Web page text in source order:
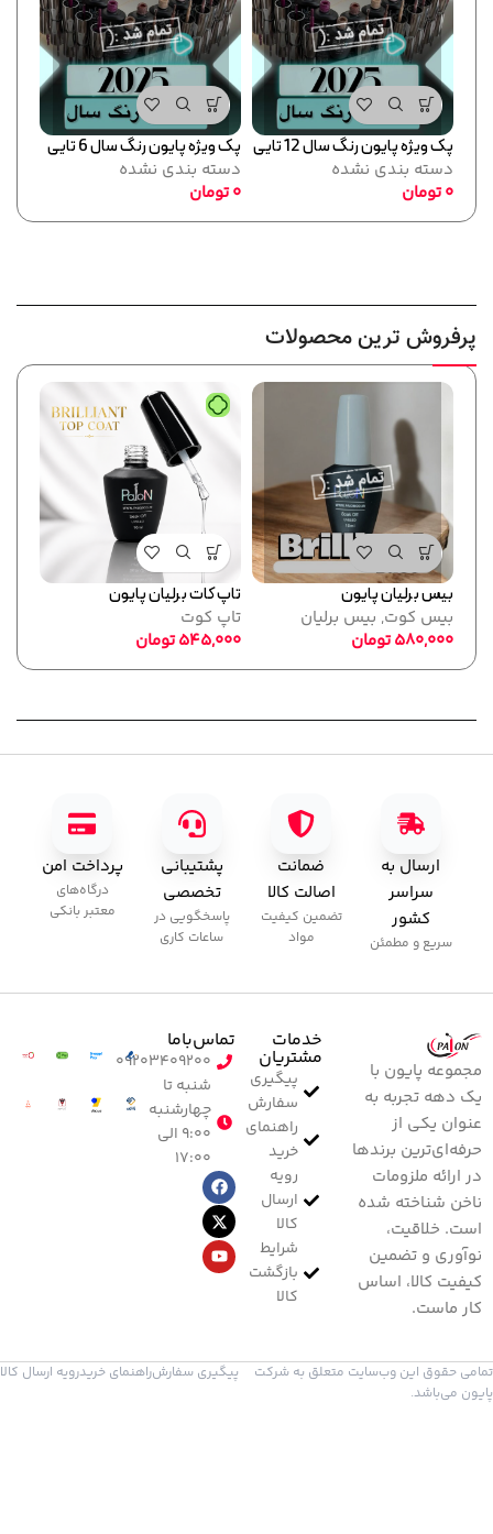
پک ویژه پایون رنگ سال 12 تایی
دسته بندی نشده
0تومان
پک ویژه پایون رنگ سال 6 تایی
دسته بندی نشده
0تومان
پرفروش ترین محصولات
بیس برلیان پایون
بیس کوت, بیس برلیان
580,000تومان
تاپ کات برلیان پایون
تاپ کوت
545,000تومان
ارسال به
سراسر
کشور
سریع و مطمئن
ضمانت
اصالت کالا
تضمین کیفیت
مواد
پشتیبانی
تخصصی
پاسخگویی در
ساعات کاری
پرداخت امن
درگاه‌های
معتبر بانکی
مجموعه پایون با
یک دهه تجربه به
عنوان یکی از
حرفه‌ای‌ترین برندها
در ارائه ملزومات
ناخن شناخته شده
است. خلاقیت،
نوآوری و تضمین
کیفیت کالا، اساس
کار ماست.
خدمات
مشتریان
پیگیری
سفارش
راهنمای
خرید
رویه
ارسال
کالا
شرایط
بازگشت
کالا
تماس‌با‌ما
۰۹۲۰۳۴۰۹۲۰۰
شنبه تا
چهارشنبه
۹:۰۰ الی
۱۷:۰۰
تمامی حقوق این وب‌سایت متعلق به شرکت
پایون می‌باشد.
پیگیری سفارشراهنمای خریدرویه ارسال کالا